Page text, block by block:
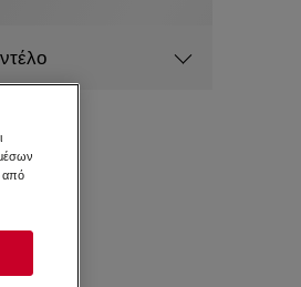
από